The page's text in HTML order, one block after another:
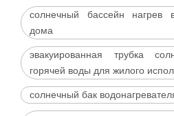
солнечный бассейн нагрев
дома
эвакуированная трубка
горячей воды для жилого
солнечный бак